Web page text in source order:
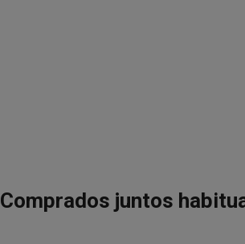
Comprados juntos